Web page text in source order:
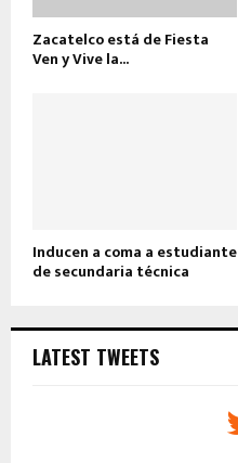
Zacatelco está de Fiesta
Ven y Vive la...
Inducen a coma a estudiante
de secundaria técnica
LATEST TWEETS